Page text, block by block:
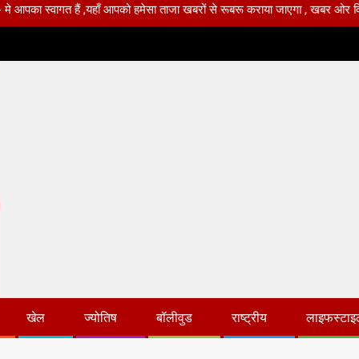
हैं ,यहाँ आपको हमेसा ताजा खबरों से रूबरू कराया जाएगा , खबर ओर विज्ञापन के
खेल ज्योतिष बॉलीवुड राष्ट्रीय